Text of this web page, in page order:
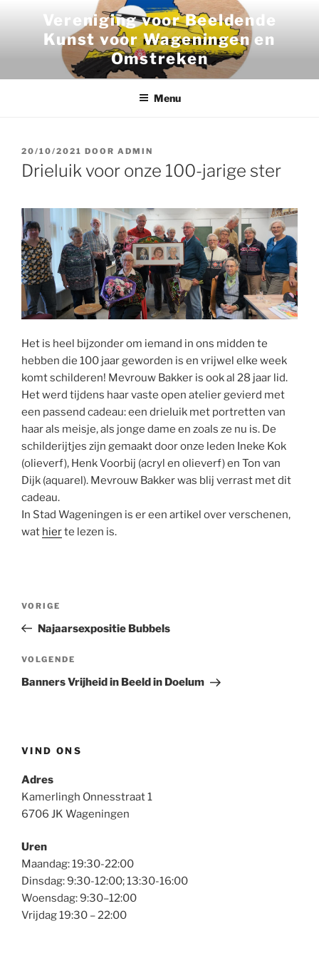
Vereniging voor Beeldende
Kunst voor Wageningen en
Omstreken
Menu
GEPLAATST
OP
20/10/2021 DOOR ADMIN
Drieluik voor onze 100-jarige ster
Het is heel bijzonder om iemand in ons midden te
hebben die 100 jaar geworden is en vrijwel elke week
komt schilderen! Mevrouw Bakker is ook al 28 jaar lid.
Het werd tijdens haar vaste open atelier gevierd met
een passend cadeau: een drieluik met portretten van
haar als meisje, als jonge dame en zoals ze nu is. De
schilderijtjes zijn gemaakt door onze leden Ineke Kok
(olieverf), Henk Voorbij (acryl en olieverf) en Ton van
Dijk (aquarel). Mevrouw Bakker was blij verrast met dit
cadeau.
In Stad Wageningen is er een artikel over verschenen,
wat hierte lezen is.
Bericht
Vorig
bericht
VORIGE
Najaarsexpositie Bubbels
Volgend
bericht
VOLGENDE
Banners Vrijheid in Beeld in Doelum
VIND ONS
Adres
Kamerlingh Onnesstraat 1
6706 JK Wageningen
Uren
Maandag: 19:30-22:00
Dinsdag: 9:30-12:00; 13:30-16:00
Woensdag: 9:30–12:00
Vrijdag 19:30 – 22:00